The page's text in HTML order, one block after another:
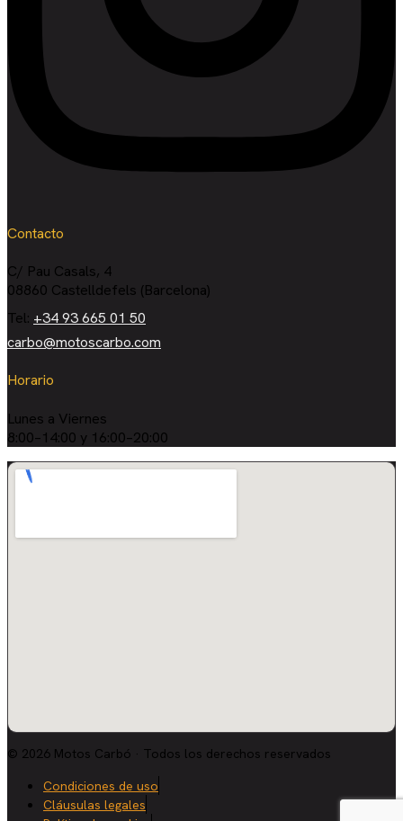
Contacto
C/ Pau Casals, 4
08860 Castelldefels (Barcelona)
Tel: +34 93 665 01 50
carbo@motoscarbo.com
Horario
Lunes a Viernes
8:00–14:00 y 16:00–20:00
© 2026 Motos Carbó · Todos los derechos reservados
Condiciones de uso
Cláusulas legales